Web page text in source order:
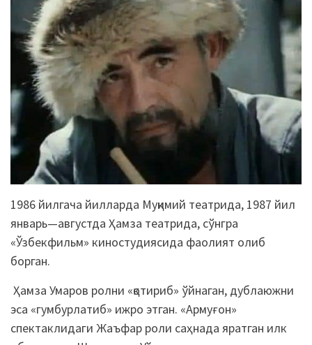
1986 йилгача йилларда Муқимий театрида, 1987 йил
январь—августда Ҳамза театрида, сўнгра
«Ўзбекфильм» киностудиясида фаолият олиб
борган.
Ҳамза Умаров ролни «қотириб» ўйнаган, дублаюжни
эса «гумбурлатиб» ижро этган. «Армуғон»
спектаклидаги Жаъфар роли саҳнада яратган илк